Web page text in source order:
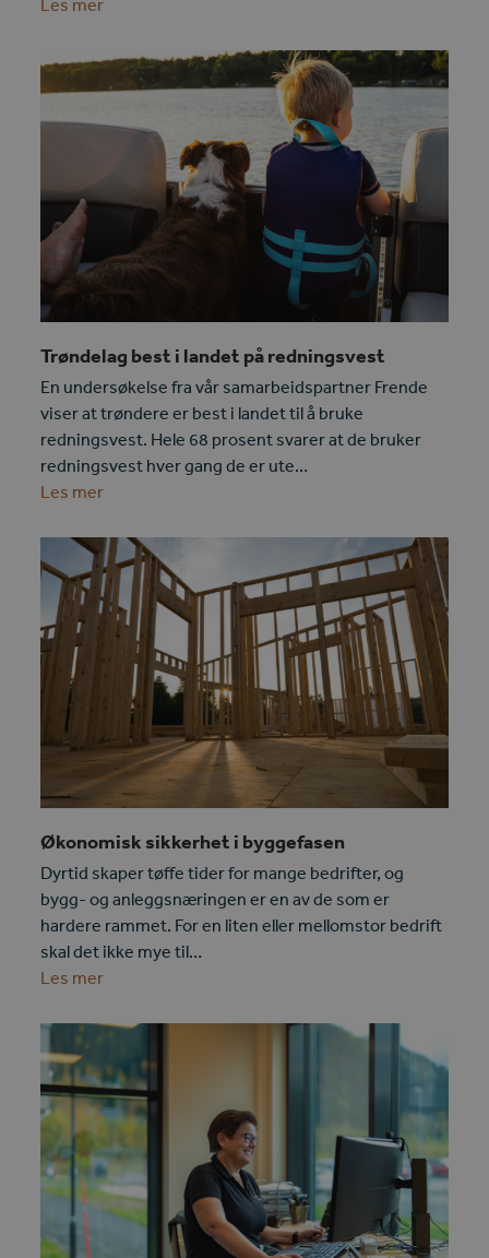
Trøndelag best i landet på redningsvest
En undersøkelse fra vår samarbeidspartner Frende
viser at trøndere er best i landet til å bruke
redningsvest. Hele 68 prosent svarer at de bruker
redningsvest hver gang de er ute…
Les mer
Økonomisk sikkerhet i byggefasen
Dyrtid skaper tøffe tider for mange bedrifter, og
bygg- og anleggsnæringen er en av de som er
hardere rammet. For en liten eller mellomstor bedrift
skal det ikke mye til…
Les mer